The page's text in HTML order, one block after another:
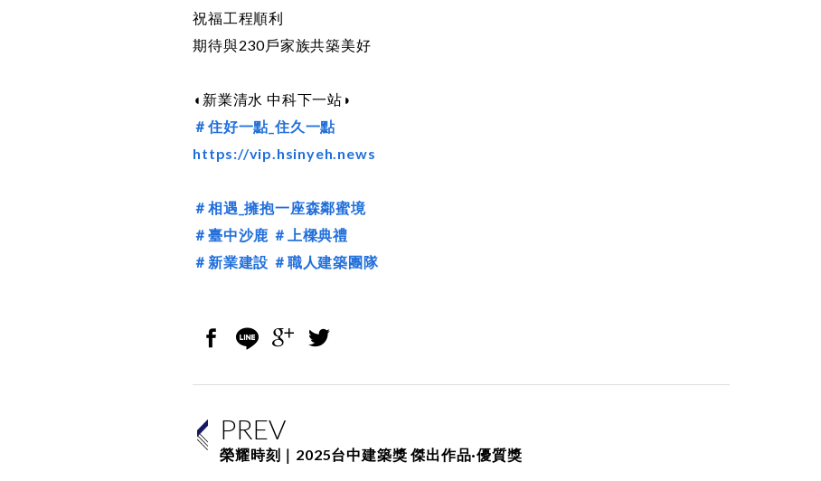
祝福工程順利
期待與230戶家族共築美好
◖新業清水 中科下一站◗
＃住好一點_住久一點
https://vip.hsinyeh.news
＃相遇_擁抱一座森鄰蜜境
＃臺中沙鹿 ＃上樑典禮
＃新業建設 ＃職人建築團隊
PREV
榮耀時刻｜2025台中建築獎 傑出作品·優質獎